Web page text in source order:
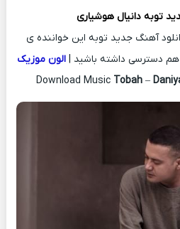
توبه دانیال هوشیاری
آهنگ جدید توبه این خواننده ی
هم دسترسی داشته باشید |الون موزیک
Download Music Tobah –